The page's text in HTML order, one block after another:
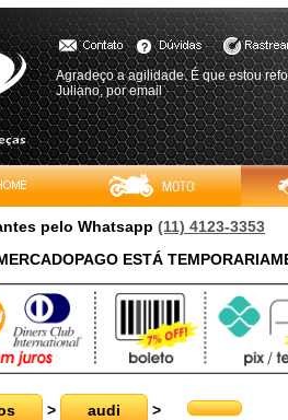
Agradeço a agilidade. É que estou
Juliano, por email
pelo Whatsapp (11) 4123-3353
ESTÁ
> audi >